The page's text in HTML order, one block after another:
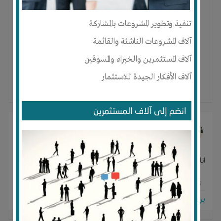
تنفيذ وتطوير المشروعات بالمشاركة
آلاف المشروعات الناشئة والقائمة
آلاف المستثمرين والخبراء والمسوقين
آلاف الأفكار الجيدة للاستثمار
انضم إلى آلاف المستثمرين
واتس اب + 1-
0
Sameh wagdy
انا مهتمة بمشروع مشتل نباتات الزينة و ابحث عن شريك في المشروع
0
برجاء تسجيل الدخول للتواصل!